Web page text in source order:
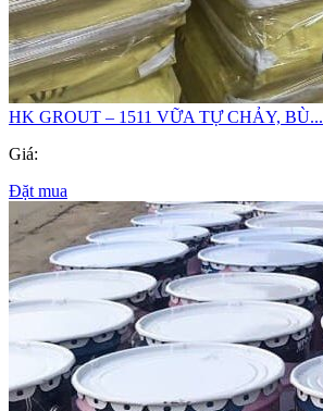
HK GROUT – 1511 VỮA TỰ CHẢY, BÙ...
Giá:
Đặt mua